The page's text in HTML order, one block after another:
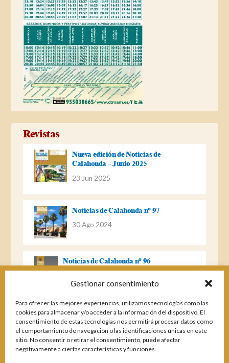
Gestionar consentimiento
Para ofrecer las mejores experiencias, utilizamos tecnologías como las
cookies para almacenar y/o acceder a la información del dispositivo. El
consentimiento de estas tecnologías nos permitirá procesar datos como
el comportamiento de navegación o las identificaciones únicas en este
sitio. No consentir o retirar el consentimiento, puede afectar
negativamente a ciertas características y funciones.
Revistas
Nueva edición de Noticias de
Calahonda – Junio 2025
23 Jun 2025
Noticias de Calahonda nº 97
30 Ago 2024
Noticias de Calahonda nº 96
Noticias de Calahonda Nº 95
04 Ene 2023